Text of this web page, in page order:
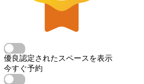
優良認定されたスペースを表示
今すぐ予約